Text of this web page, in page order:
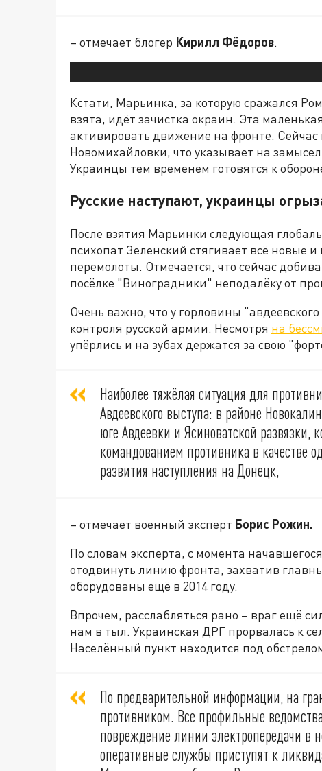
– отмечает блогер Кирилл Фёдоров.
Кстати, Марьинка, за которую сражался
взята, идёт зачистка окраин. Эта
активировать движение на фронте.
Новомихайловки, что указывает на
Украинцы тем временем готовятся к
Русские наступают, украинцы
После взятия Марьинки следующая
психопат Зеленский стягивает всё новые
перемолоты. Отмечается, что сейчас
посёлке "Виноградники" неподалёку от
Очень важно, что у горловины
контроля русской армии. Несмотря на
упёрлись и на зубах держатся за свою
Наиболее тяжёлая ситуация для
Авдеевского выступа: в районе
юге Авдеевки и Ясиноватской развязки,
командованием противника в качестве
развития наступления на Донецк,
– отмечает военный эксперт Борис Рожин.
По словам эксперта, с момента
отодвинуть линию фронта, захватив
оборудованы ещё в 2014 году.
Впрочем, расслабляться рано – враг ещё
нам в тыл. Украинская ДРГ прорвалась к
Населённый пункт находится под
По предварительной информации, на
противником. Все профильные
повреждение линии электропередачи в
оперативные службы приступят к